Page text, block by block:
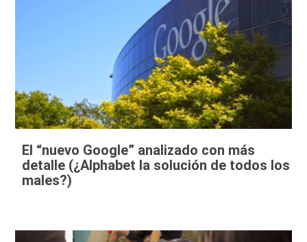
El “nuevo Google” analizado con más
detalle (¿Alphabet la solución de todos los
males?)